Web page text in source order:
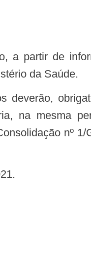
a partir de
da Saúde.
deverão,
na mesma
nº 1/